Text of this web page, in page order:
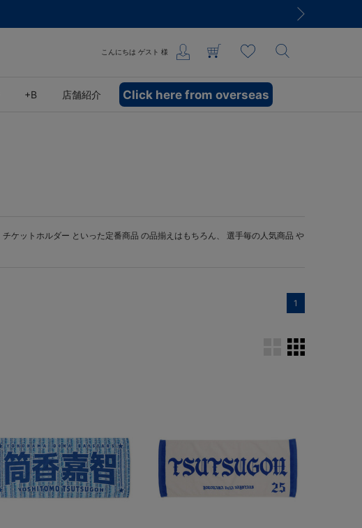
こんにちは ゲスト 様
+B 店舗紹介 Click here from overseas
チケットホルダー といった定番商品 の品揃えはもちろん、 選手毎の人気商品 や
1